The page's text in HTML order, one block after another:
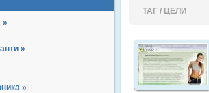
»
»
»
ТАГ / ЦЕЛИ